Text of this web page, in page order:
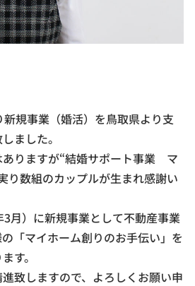
規事業（婚活）を鳥取県より支
ました。
ありますが“結婚サポート事業 マ
り数組のカップルが生まれ感謝い
月）に新規事業として不動産事業
「マイホーム創りのお手伝い」を
す。
致しますので、よろしくお願い申